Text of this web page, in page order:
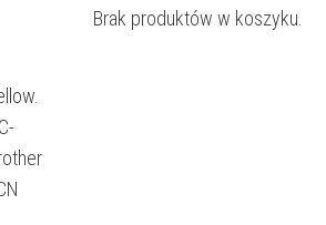
Brak produktów w koszyku.